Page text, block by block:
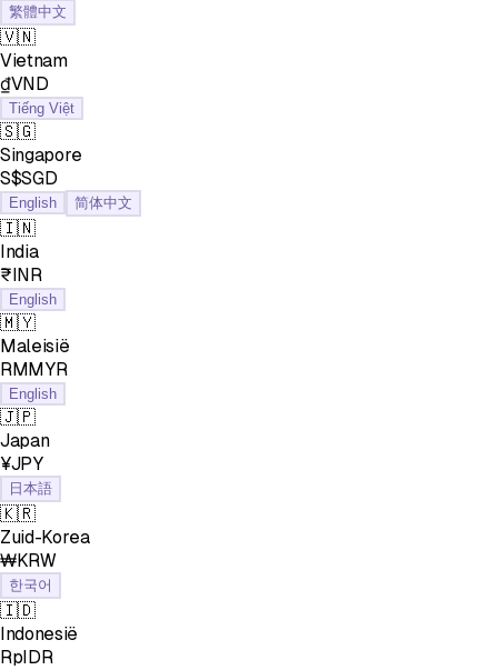
繁體中文
🇻🇳
Vietnam
₫VND
Tiếng Việt
🇸🇬
Singapore
S$SGD
English 简体中文
🇮🇳
India
₹INR
English
🇲🇾
Maleisië
RMMYR
English
🇯🇵
Japan
¥JPY
日本語
🇰🇷
Zuid-Korea
₩KRW
한국어
🇮🇩
Indonesië
RpIDR